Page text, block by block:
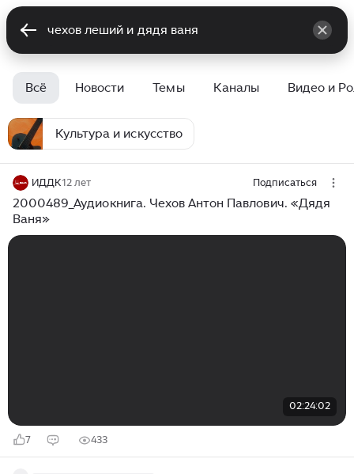
Всё Новости Темы Каналы Видео и
Культура и искусство
ИДДК12 лет Подписаться
2000489_Аудиокнига. Чехов Антон Павлович. «Дядя
Ваня»
02:24:02
7 433